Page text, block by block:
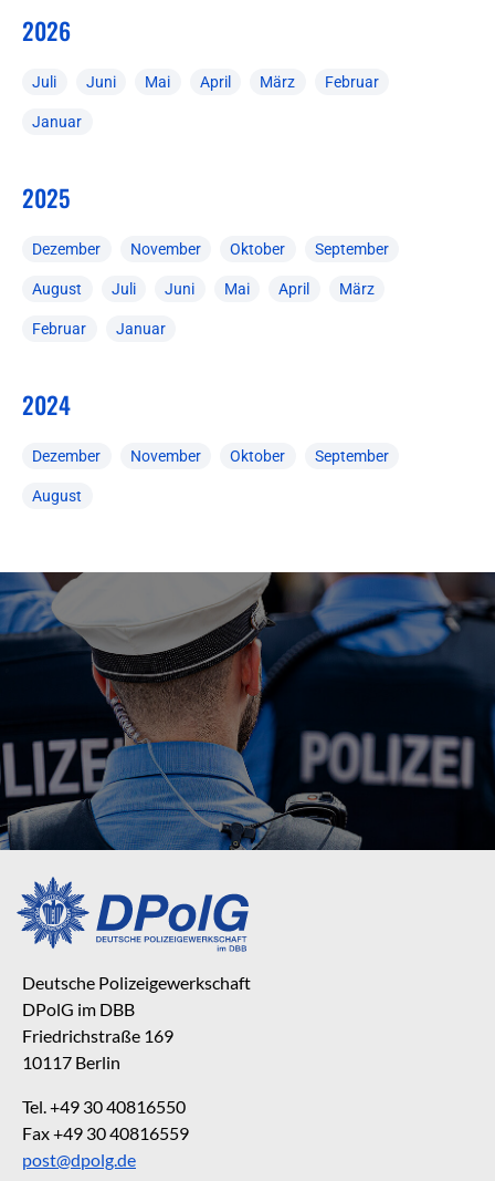
2026
Juli Juni Mai April März Februar
Januar
2025
Dezember November Oktober September
August Juli Juni Mai April März
Februar Januar
2024
Dezember November Oktober September
August
Deutsche Polizeigewerkschaft
DPolG im DBB
Friedrichstraße 169
10117 Berlin
Tel. +49 30 40816550
Fax +49 30 40816559
post@dpolg.de